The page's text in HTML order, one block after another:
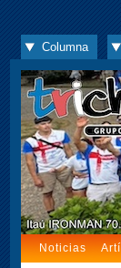
Columna
Noticias